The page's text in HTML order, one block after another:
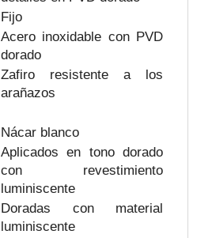
Fijo
Acero inoxidable con PVD
dorado
Zafiro resistente a los
arañazos
Nácar blanco
Aplicados en tono dorado
con revestimiento
luminiscente
Doradas con material
luminiscente